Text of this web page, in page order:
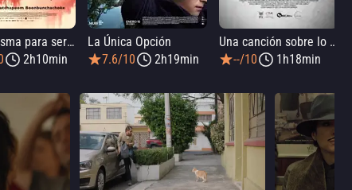
Un fantasma para servirte
2h10min
La Única Opción
7.6/10
2h19min
Una canción sobre lo que sea
--/10
1h18min